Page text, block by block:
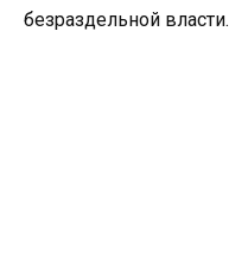
безраздельной власти.